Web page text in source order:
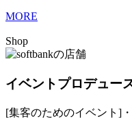
MORE
Shop
イベントプロデュー
[集客のためのイベント]